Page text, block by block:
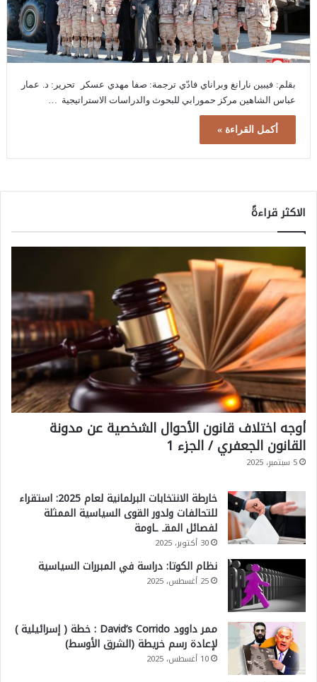
بقلم: فيبين نارانغ وبراناي فادّي ترجمة: صفا مهدي عسكر تحرير: د. عمار
عباس الشاهين مركز حمورابي للبحوث والدراسات الاستراتيجية …
أكمل القراءة »
الاكثر قراءةً
أوجه اختلاف قانون الأحوال الشخصية عن مدونة
القانون الجعفري / الجزء 1
5 سبتمبر، 2025
خارطة الانتخابات البرلمانية لعام 2025: استقراء
للتحالفات ولدور القوى السياسية الممثلة
لفصائل المقـ ـاومة
30 أكتوبر، 2025
نظام الكوتا: دراسة في المبررات السياسية
25 أغسطس، 2025
ممر داوود David’s Corrido : خطة ( إسرائيلية )
لإعادة رسم خريطة (الشرق الأوسط)
10 أغسطس، 2025